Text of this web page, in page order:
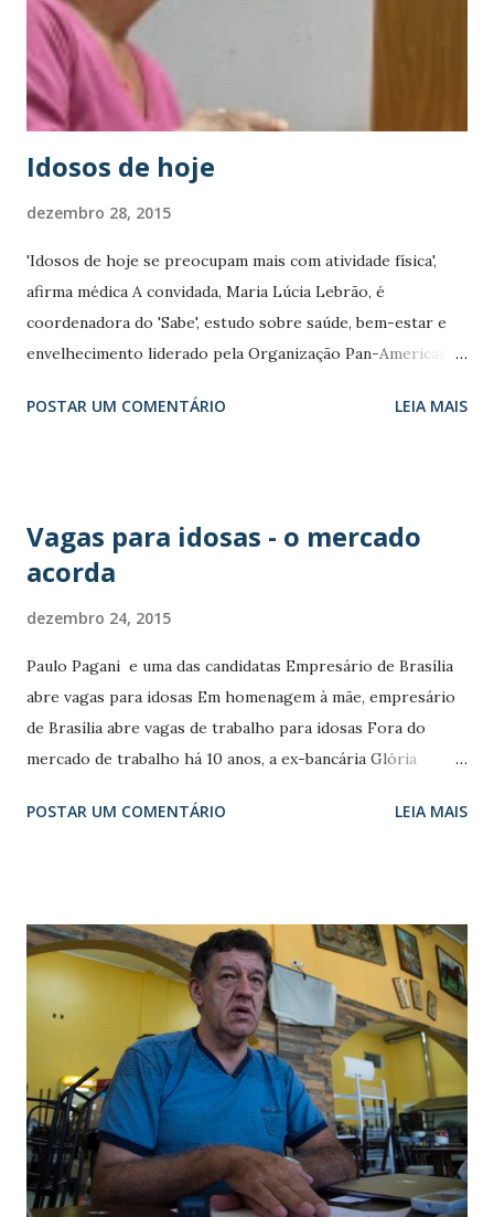
muito rápido. Ele é tão grande e ágil que chegará a
assustar alguns. Esses vão tentar ficar na margem, e se
sentirão como que deixamos de lado, e vão sofre...
Idosos de hoje
dezembro 28, 2015
'Idosos de hoje se preocupam mais com atividade física',
afirma médica A convidada, Maria Lúcia Lebrão, é
coordenadora do 'Sabe', estudo sobre saúde, bem-estar e
envelhecimento liderado pela Organização Pan-Americana
http://cbn.globoradio.globo.com/programas/50-mais-
POSTAR UM COMENTÁRIO LEIA MAIS
Vagas para idosas - o mercado
acorda
dezembro 24, 2015
Paulo Pagani e uma das candidatas Empresário de Brasília
abre vagas para idosas Em homenagem à mãe, empresário
de Brasília abre vagas de trabalho para idosas Fora do
mercado de trabalho há 10 anos, a ex-bancária Glória
procurar um novo emprego. A exigência de comprovar
é o perfil, que querem uma pessoa mais habituada com a
internet, computador. Eu sentia que eram portas fechadas”,
disse Glória. Na última sexta (18), porém, ela recebeu uma
mensagem da sobrinha pelo celular e soube de um anúncio
de emprego para mulheres com idade entre 60 e 80 anos.
“Eu estava procurando emprego, mas, na minha faixa de
idade, é muito difícil. No mesmo dia em que soube dessa
vaga, fui lá.” A ideia de dar uma chance de volta ao trabalho
foi do empresário Paulo Pagani, que...
POSTAR UM COMENTÁRIO LEIA MAIS